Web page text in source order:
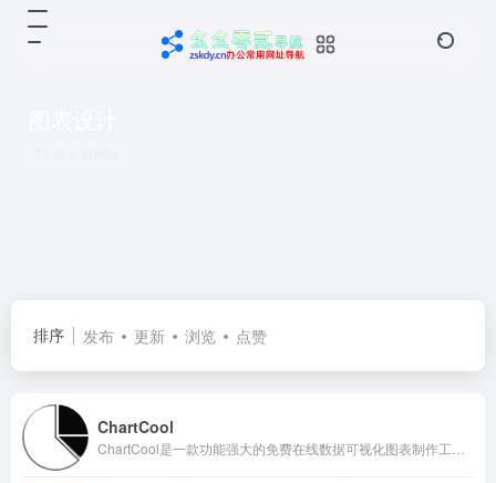
排序 发布 更新 浏览 点赞
ChartCool